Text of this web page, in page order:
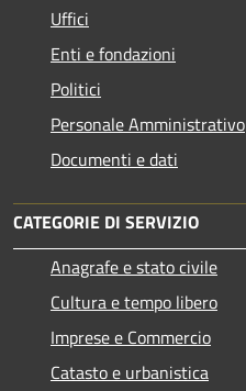
Uffici
Enti e fondazioni
Politici
Personale Amministrativo
Documenti e dati
CATEGORIE DI SERVIZIO
Anagrafe e stato civile
Cultura e tempo libero
Imprese e Commercio
Catasto e urbanistica